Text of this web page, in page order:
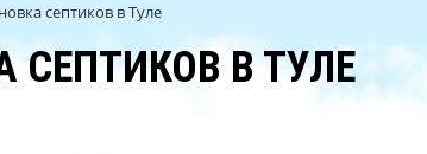
септиков в Туле
СЕПТИКОВ В ТУЛЕ